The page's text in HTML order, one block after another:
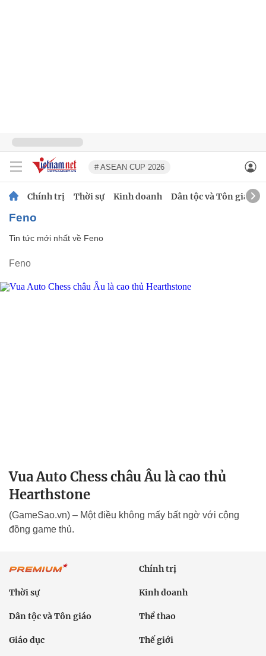
# ASEAN CUP 2026
Chính trị Thời sự Kinh doanh Dân tộc và Tôn giáo
Feno
Tin tức mới nhất về Feno
Feno
Vua Auto Chess châu Âu là cao thủ
Hearthstone
(GameSao.vn) – Một điều không mấy bất ngờ với cộng
đồng game thủ.
Chính trị
Thời sự Kinh doanh
Dân tộc và Tôn giáo Thể thao
Giáo dục Thế giới